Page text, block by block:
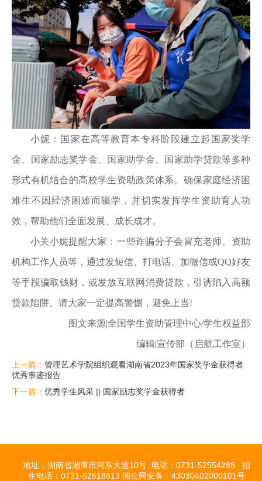
小妮：国家在高等教育本专科阶段建立起国家奖学
金、国家励志奖学金、国家助学金、国家助学贷款等多种
形式有机结合的高校学生资助政策体系。确保家庭经济困
难生不因经济困难而辍学，并切实发挥学生资助育人功
效，帮助他们全面发展、成长成才。
小关小妮提醒大家：一些诈骗分子会冒充老师、资助
机构工作人员等，通过发短信、打电话、加微信或QQ好友
等手段骗取钱财，或发放互联网消费贷款，引诱陷入高额
贷款陷阱。请大家一定提高警惕，避免上当!
图文来源|全国学生资助管理中心/学生权益部
编辑|宣传部（启航工作室）
上一篇： 管理艺术学院组织观看湖南省2023年国家奖学金获得者
优秀事迹报告
下一篇： 优秀学生风采 || 国家励志奖学金获得者
地址：湖南省湘潭市河东大道10号 电话：0731-52554288 招
生电话：0731-52518613 湘公网安备：43030402000101号